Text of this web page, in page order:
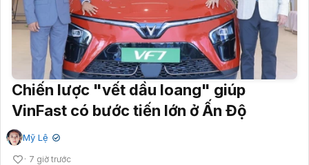
Chiến lược "vết dầu loang" giúp
VinFast có bước tiến lớn ở Ấn Độ
Mỹ Lệ ✔
7 giờ trước